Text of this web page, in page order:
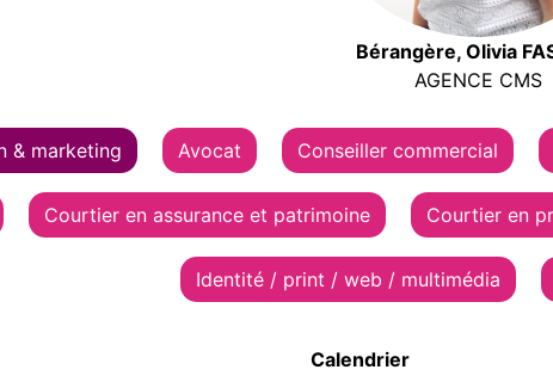
Bérangère, Olivia
AGENCE CMS
& marketing Avocat Conseiller commercial
Courtier en assurance et patrimoine Courtier en
Identité / print / web / multimédia
Calendrier